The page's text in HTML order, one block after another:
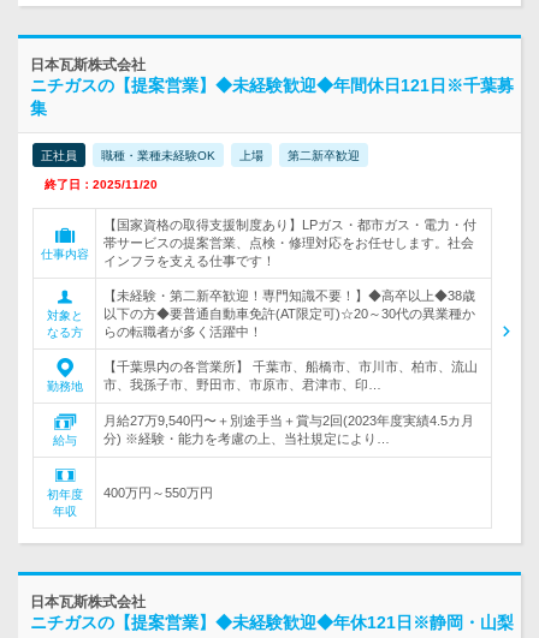
日本瓦斯株式会社
ニチガスの【提案営業】◆未経験歓迎◆年間休日121日※千葉募
集
正社員 職種・業種未経験OK 上場 第二新卒歓迎
終了日：2025/11/20
仕事内容
【国家資格の取得支援制度あり】LPガス・都市ガス・電力・付
帯サービスの提案営業、点検・修理対応をお任せします。社会
インフラを支える仕事です！
対象と
なる方
【未経験・第二新卒歓迎！専門知識不要！】◆高卒以上◆38歳
以下の方◆要普通自動車免許(AT限定可)☆20～30代の異業種か
らの転職者が多く活躍中！
勤務地
【千葉県内の各営業所】 千葉市、船橋市、市川市、柏市、流山
市、我孫子市、野田市、市原市、君津市、印…
給与
月給27万9,540円〜＋別途手当＋賞与2回(2023年度実績4.5カ月
分) ※経験・能力を考慮の上、当社規定により…
初年度
年収
400万円～550万円
日本瓦斯株式会社
ニチガスの【提案営業】◆未経験歓迎◆年休121日※静岡・山梨